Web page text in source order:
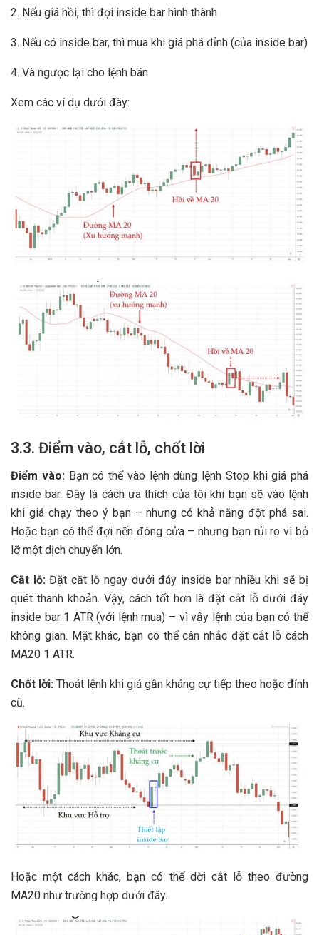
2. Nếu giá hồi, thì đợi inside bar hình thành
3. Nếu có inside bar, thì mua khi giá phá đỉnh (của inside bar)
4. Và ngược lại cho lệnh bán
Xem các ví dụ dưới đây:
3.3. Điểm vào, cắt lỗ, chốt lời
Điểm vào: Bạn có thể vào lệnh dùng lệnh Stop khi giá phá
inside bar. Đây là cách ưa thích của tôi khi bạn sẽ vào lệnh
khi giá chạy theo ý bạn – nhưng có khả năng đột phá sai.
Hoặc bạn có thể đợi nến đóng cửa – nhưng bạn rủi ro vì bỏ
lỡ một dịch chuyển lớn.
Cắt lỗ:Đặt cắt lỗ ngay dưới đáy inside bar nhiều khi sẽ bị
quét thanh khoản. Vậy, cách tốt hơn là đặt cắt lỗ dưới đáy
inside bar 1 ATR (với lệnh mua) – vì vậy lệnh của bạn có thể
không gian. Mặt khác, bạn có thể cân nhắc đặt cắt lỗ cách
MA20 1 ATR.
Chốt lời: Thoát lệnh khi giá gần kháng cự tiếp theo hoặc đỉnh
cũ.
Hoặc một cách khác, bạn có thể dời cắt lỗ theo đường
MA20 như trường hợp dưới đây.